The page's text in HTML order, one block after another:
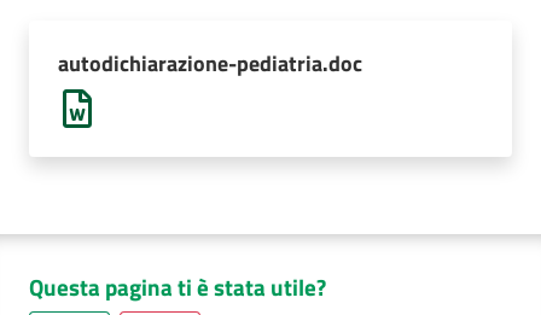
autodichiarazione-pediatria.doc
Questa pagina ti è stata utile?